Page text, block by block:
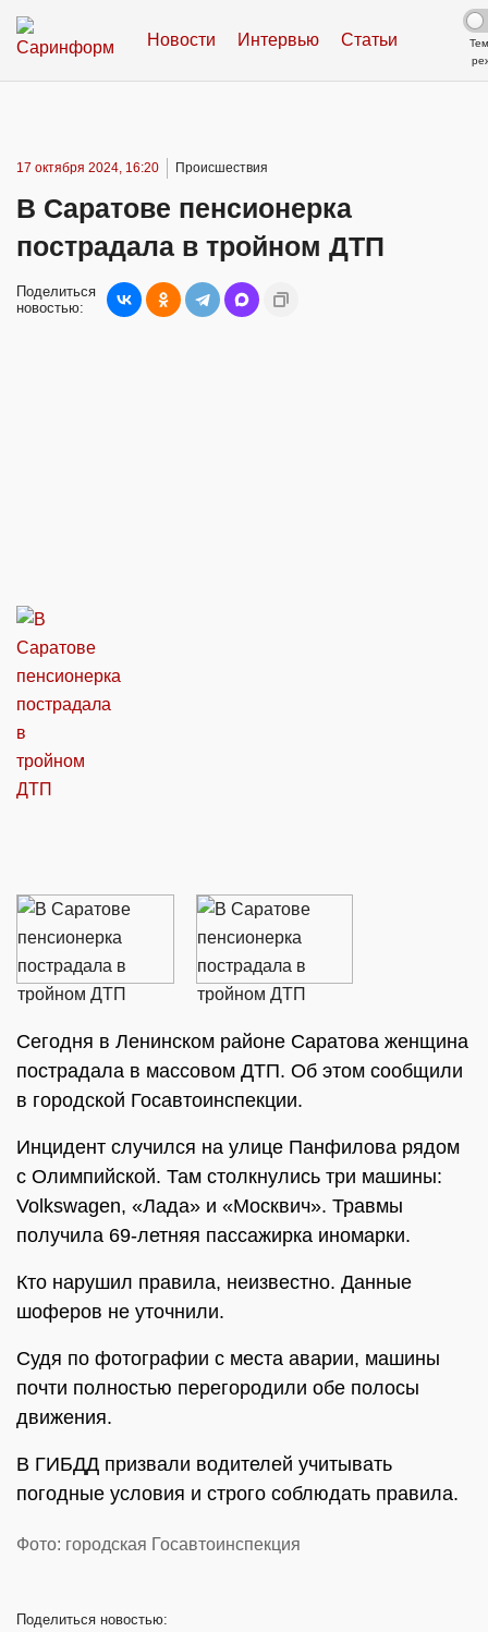
Новости Интервью Статьи
17 октября 2024, 16:20 Происшествия
В Саратове пенсионерка
пострадала в тройном ДТП
Поделиться
новостью:
Сегодня в Ленинском районе Саратова женщина
пострадала в массовом ДТП. Об этом сообщили
в городской Госавтоинспекции.
Инцидент случился на улице Панфилова рядом
с Олимпийской. Там столкнулись три машины:
Volkswagen, «Лада» и «Москвич». Травмы
получила 69-летняя пассажирка иномарки.
Кто нарушил правила, неизвестно. Данные
шоферов не уточнили.
Судя по фотографии с места аварии, машины
почти полностью перегородили обе полосы
движения.
В ГИБДД призвали водителей учитывать
погодные условия и строго соблюдать правила.
Фото: городская Госавтоинспекция
Поделиться новостью: